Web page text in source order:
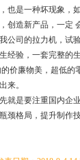
也是一种坏现象，
创造新产品，一定
公司的拉力机，试
经验，一套完整的
价廉物美，超低的
来。
就是要注重国内企
颈格局，提升制作